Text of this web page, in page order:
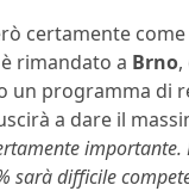
certamente
rimandato a Brno
un programma di
a dare il
importante.
sarà difficile